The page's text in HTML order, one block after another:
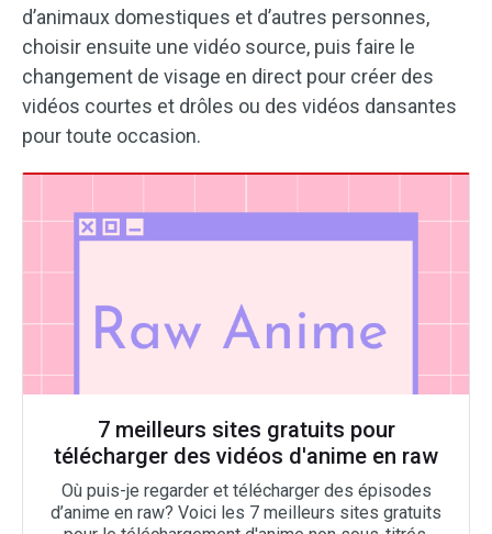
d’animaux domestiques et d’autres personnes,
choisir ensuite une vidéo source, puis faire le
changement de visage en direct pour créer des
vidéos courtes et drôles ou des vidéos dansantes
pour toute occasion.
7 meilleurs sites gratuits pour
télécharger des vidéos d'anime en raw
Où puis-je regarder et télécharger des épisodes
d’anime en raw? Voici les 7 meilleurs sites gratuits